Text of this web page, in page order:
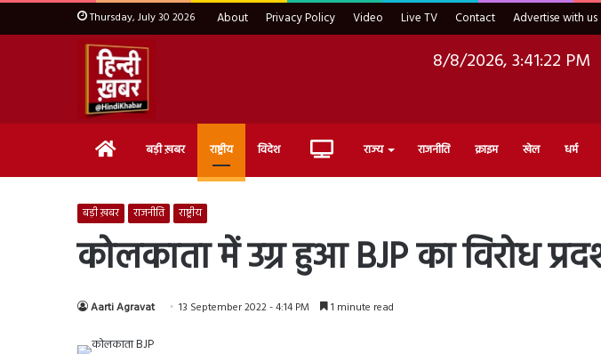
Thursday, July 30 2026 About Privacy Policy Video Live TV Contact Advertise with us
8/8/2026, 3:41:23 PM
Home बड़ी ख़बर राष्ट्रीय विदेश Live राज्य राजनीति क्राइम खेल धर्म
बड़ी ख़बर राजनीति राष्ट्रीय
कोलकाता में उग्र हुआ BJP का विरोध
Aarti Agravat 13 September 2022 - 4:14 PM 1 minute read